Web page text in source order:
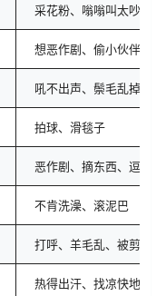
采花粉、嗡嗡叫太吵遭
想恶作剧、偷小伙伴的
吼不出声、鬃毛乱掉
拍球、滑毯子
恶作剧、摘东西、逗其
不肯洗澡、滚泥巴
打呼、羊毛乱、被剪毛
热得出汗、找凉快地方